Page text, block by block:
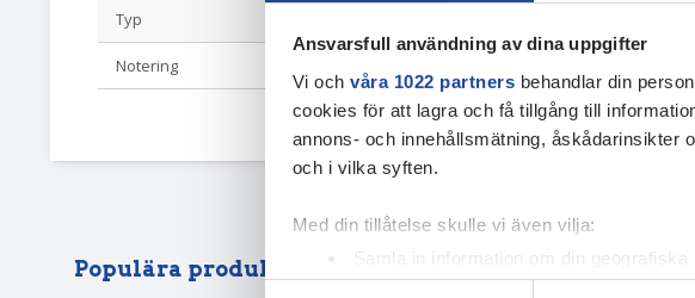
Ansvarsfull användning av dina uppgifter
Vi och våra 1022 partners behandlar din
cookies för att lagra och få tillgång till
annons- och innehållsmätning, åskådarinsikter
och i vilka syften.
Med din tillåtelse skulle vi även vilja:
Samla in information om din
Identifiera din enhet genom att aktivt
Typ
Notering
Populära produkter